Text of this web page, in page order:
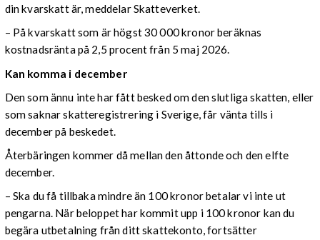
din kvarskatt är, meddelar Skatteverket.
– På kvarskatt som är högst 30 000 kronor beräknas
kostnadsränta på 2,5 procent från 5 maj 2026.
Kan komma i december
Den som ännu inte har fått besked om den slutliga skatten, eller
som saknar skatteregistrering i Sverige, får vänta tills i
december på beskedet.
Återbäringen kommer då mellan den åttonde och den elfte
december.
– Ska du få tillbaka mindre än 100 kronor betalar vi inte ut
pengarna. När beloppet har kommit upp i 100 kronor kan du
begära utbetalning från ditt skattekonto, fortsätter